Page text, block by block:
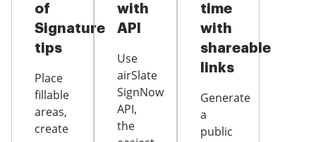
of
Signature
tips
Place
fillable
areas,
create
with
API
Use
airSlate
SignNow
API,
the
time
with
shareable
links
Generate
a
public